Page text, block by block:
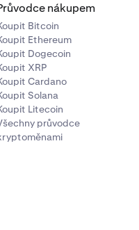
nákupem
Bitcoin
Ethereum
Dogecoin
XRP
Cardano
Solana
Litecoin
průvodce